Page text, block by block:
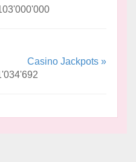
Casino Jackpots »